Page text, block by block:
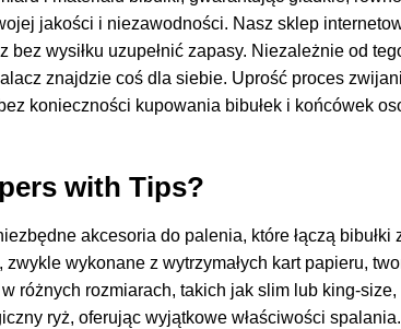
jakości i niezawodności. Nasz sklep
bez wysiłku uzupełnić zapasy. Niezależnie od
znajdzie coś dla siebie. Uprość proces
konieczności kupowania bibułek i końcówek
with Tips?
akcesoria do palenia, które łączą
wykonane z wytrzymałych kart papieru,
różnych rozmiarach, takich jak slim lub king-
ryż, oferując wyjątkowe właściwości